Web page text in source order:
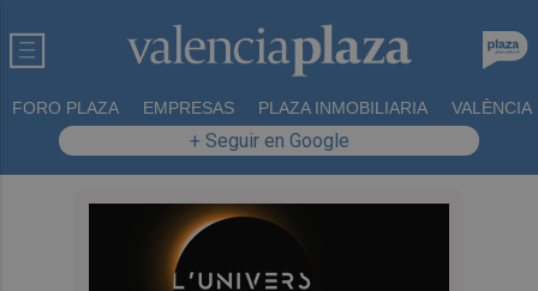
FORO PLAZA EMPRESAS PLAZA INMOBILIARIA VALÈNCIA
+ Seguir en Google